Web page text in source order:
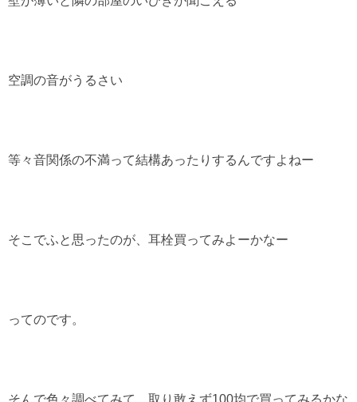
空調の音がうるさい
等々音関係の不満って結構あったりするんですよねー
そこでふと思ったのが、耳栓買ってみよーかなー
ってのです。
そんで色々調べてみて、取り敢えず100均で買ってみるかな